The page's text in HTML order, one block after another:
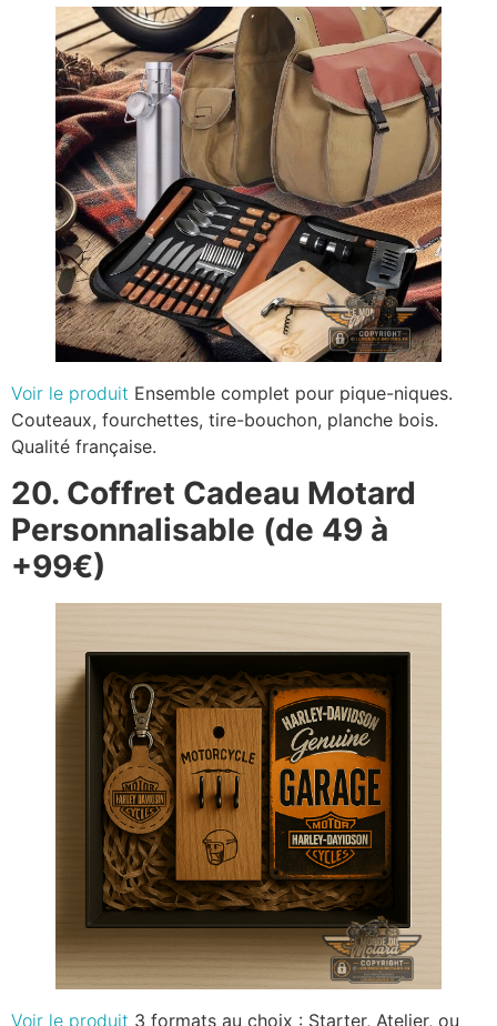
Voir le produit Ensemble complet pour pique-niques.
Couteaux, fourchettes, tire-bouchon, planche bois.
Qualité française.
20. Coffret Cadeau Motard
Personnalisable (de 49 à
+99€)
Voir le produit 3 formats au choix : Starter, Atelier, ou